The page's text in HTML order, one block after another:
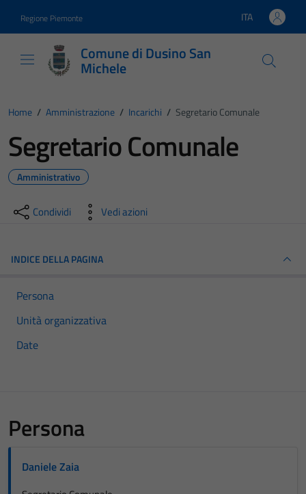
Regione Piemonte Lingua attiva:
ITA
Comune di Dusino San
Michele
Home / Amministrazione / Incarichi / Segretario Comunale
Segretario Comunale
Amministrativo
Condividi Vedi azioni
INDICE DELLA PAGINA
Persona
Unità organizzativa
Date
Persona
Daniele Zaia